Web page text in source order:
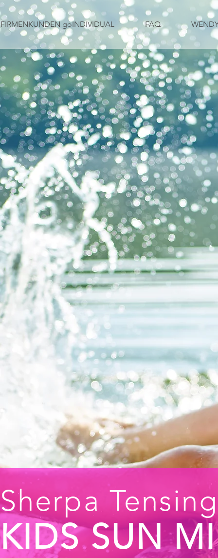
FIRMENKUNDEN goINDIVIDUAL FAQ
Sherpa
KIDSSUN